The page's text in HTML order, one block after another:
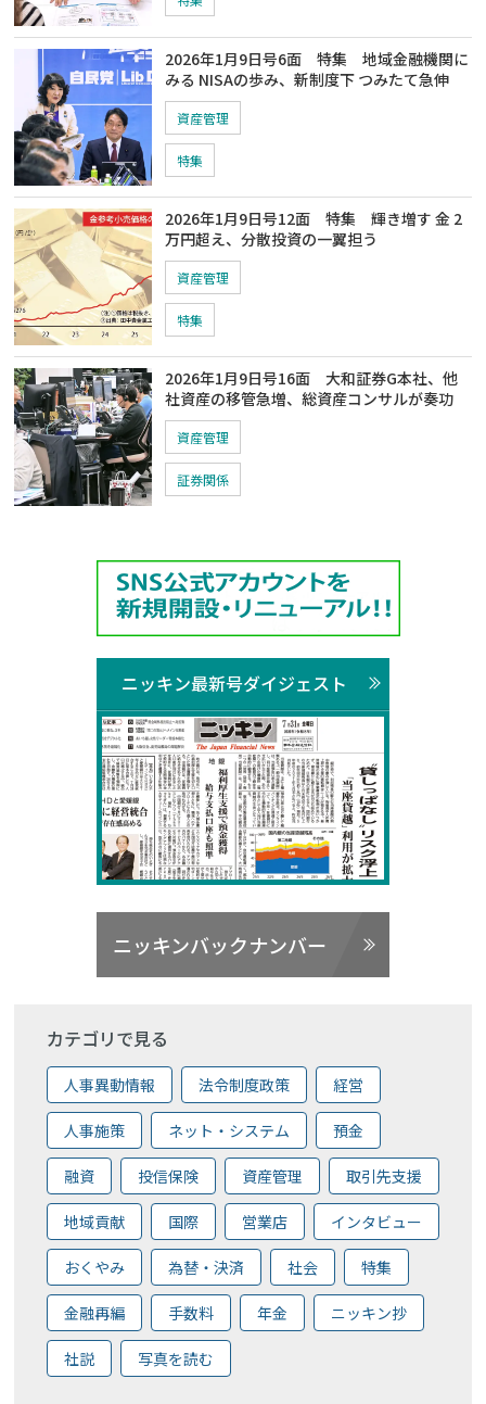
2026年1月9日号6面 特集 地域金融機関に
みる NISAの歩み、新制度下 つみたて急伸
資産管理
特集
2026年1月9日号12面 特集 輝き増す 金 2
万円超え、分散投資の一翼担う
資産管理
特集
2026年1月9日号16面 大和証券G本社、他
社資産の移管急増、総資産コンサルが奏功
資産管理
証券関係
ニッキン最新号ダイジェスト
ニッキンバックナンバー
カテゴリで見る
人事異動情報 法令制度政策 経営
人事施策 ネット・システム 預金
融資 投信保険 資産管理 取引先支援
地域貢献 国際 営業店 インタビュー
おくやみ 為替・決済 社会 特集
金融再編 手数料 年金 ニッキン抄
社説 写真を読む